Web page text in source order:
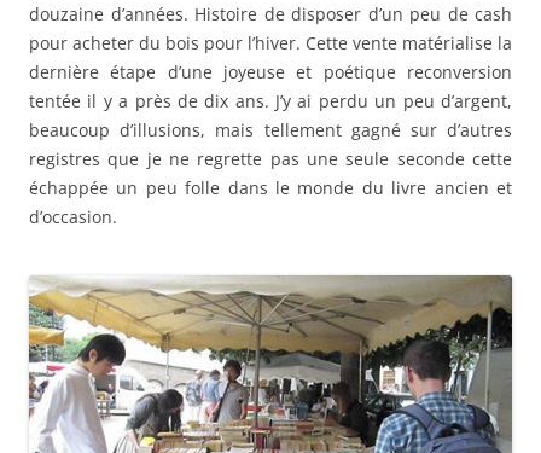
douzaine d’années. Histoire de disposer d’un peu de cash
pour acheter du bois pour l’hiver. Cette vente matérialise la
dernière étape d’une joyeuse et poétique reconversion
tentée il y a près de dix ans. J’y ai perdu un peu d’argent,
beaucoup d’illusions, mais tellement gagné sur d’autres
registres que je ne regrette pas une seule seconde cette
échappée un peu folle dans le monde du livre ancien et
d’occasion.